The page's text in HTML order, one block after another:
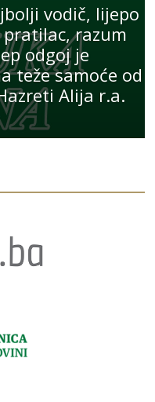
vodič, lijepo
razum
odgoj je
teže samoće od
Alija r.a.